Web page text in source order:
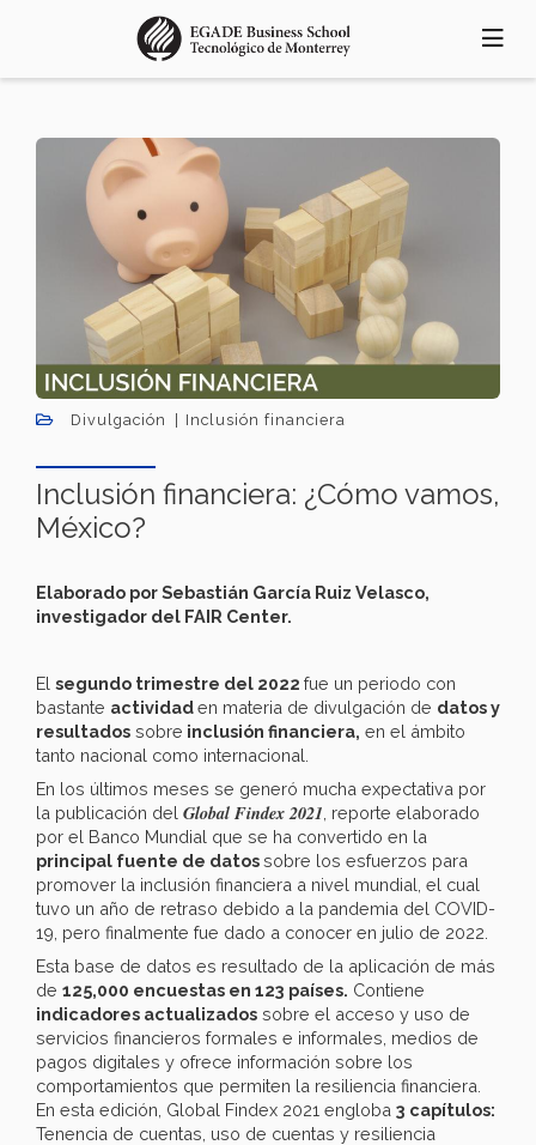
principal
Divulgación Inclusión financiera
Inclusión financiera: ¿Cómo vamos,
México?
Elaborado por Sebastián García Ruiz Velasco,
investigador del FAIR Center.
El segundo trimestre del 2022 fue un periodo con
bastante actividaden materia de divulgación de datos y
resultados sobre inclusión financiera, en el ámbito
tanto nacional como internacional.
En los últimos meses se generó mucha expectativa por
la publicación del Global Findex 2021 , reporte elaborado
por el Banco Mundial que se ha convertido en la
principal fuente de datossobre los esfuerzos para
promover la inclusión financiera a nivel mundial, el cual
tuvo un año de retraso debido a la pandemia del COVID-
19, pero finalmente fue dado a conocer en julio de 2022.
Esta base de datos es resultado de la aplicación de más
de 125,000 encuestas en 123 países. Contiene
indicadores actualizados sobre el acceso y uso de
servicios financieros formales e informales, medios de
pagos digitales y ofrece información sobre los
comportamientos que permiten la resiliencia financiera.
En esta edición, Global Findex 2021 engloba 3 capítulos:
Tenencia de cuentas, uso de cuentas y resiliencia